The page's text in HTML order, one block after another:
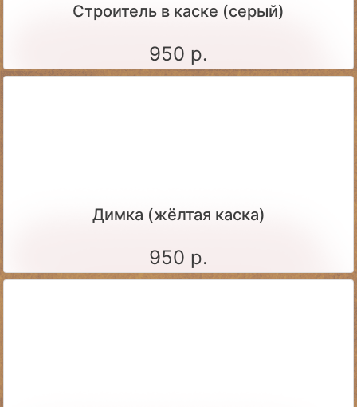
Строитель в каске (серый)
950 р.
Димка (жёлтая каска)
950 р.